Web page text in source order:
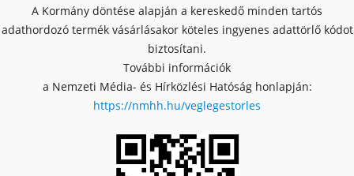
A Kormány döntése alapján a kereskedő minden tartós
adathordozó termék vásárlásakor köteles ingyenes adattörlő kódot
biztosítani.
További információk
a Nemzeti Média- és Hírközlési Hatóság honlapján:
https://nmhh.hu/veglegestorles